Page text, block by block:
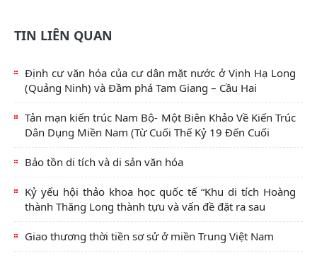
TIN LIÊN QUAN
Định cư văn hóa của cư dân mặt nước ở Vịnh Hạ Long
(Quảng Ninh) và Đầm phá Tam Giang – Cầu Hai
Tản mạn kiến trúc Nam Bộ- Một Biên Khảo Về Kiến Trúc
Dân Dụng Miền Nam (Từ Cuối Thế Kỷ 19 Đến Cuối
Bảo tồn di tích và di sản văn hóa
Kỷ yếu hội thảo khoa học quốc tế “Khu di tích Hoàng
thành Thăng Long thành tựu và vấn đề đặt ra sau
Giao thương thời tiền sơ sử ở miền Trung Việt Nam